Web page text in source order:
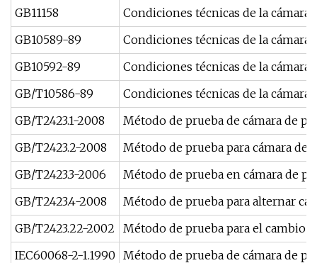
GB11158
Condiciones técnicas de la cámara
GB10589-89
Condiciones técnicas de la cámara
GB10592-89
Condiciones técnicas de la cámara
GB/T10586-89
Condiciones técnicas de la cámara
GB/T2423.1-2008
Método de prueba de cámara de
GB/T2423.2-2008
Método de prueba para cámara de
GB/T2423.3-2006
Método de prueba en cámara de
GB/T2423.4-2008
Método de prueba para alternar
GB/T2423.22-2002
Método de prueba para el cambio
IEC60068-2-1.1990 Método de prueba de cámara de